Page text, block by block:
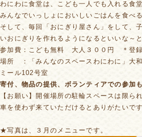
わにわに食堂は、こども一人でも入れる食堂
みんなでいっしょにおいしいごはんを食べ
そして、毎回「おにぎり屋さん」をして、
いおにぎりを作れるようになるといいな～
参加費：こども無料 大人３００円 ＊登録
場所 ：「みんなのスペースわにわに」大
ミール102号室
寄付、物品の提供、ボランティアでの参加
【お願い】開催場所の駐輪スペースは限ら
車を使わず来ていただけるとありがたいです
★写真は、３月のメニューです。